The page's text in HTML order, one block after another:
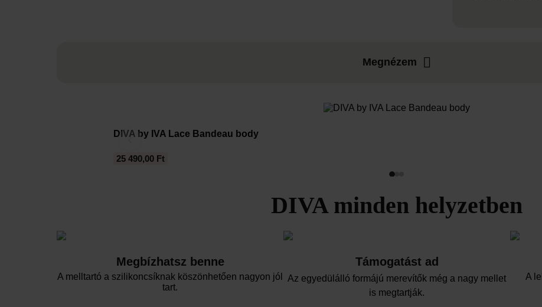
Megnézem
‹
DIVA by IVA Lace Bandeau body
25 490,00 Ft
DIVA minden helyzetben
Megbízhatsz benne
A melltartó a szilikoncsíknak köszönhetően nagyon jól
tart.
Támogatást ad
Az egyedülálló formájú merevítők még a nagy mellet
is megtartják.
A